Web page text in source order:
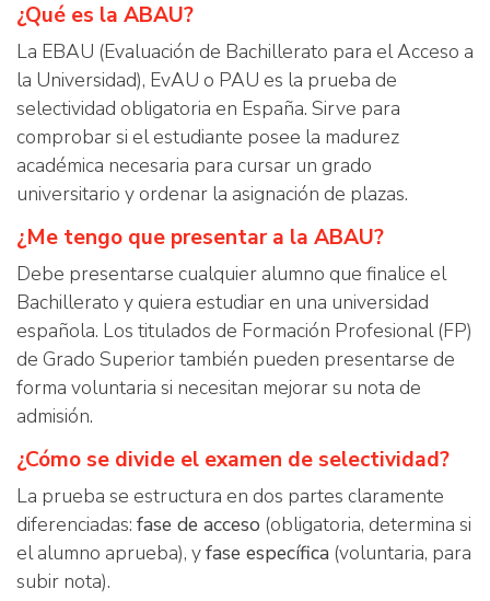
¿Qué es la ABAU?
La EBAU (Evaluación de Bachillerato para el Acceso a
la Universidad), EvAU o PAU es la prueba de
selectividad obligatoria en España. Sirve para
comprobar si el estudiante posee la madurez
académica necesaria para cursar un grado
universitario y ordenar la asignación de plazas.
¿Me tengo que presentar a la ABAU?
Debe presentarse cualquier alumno que finalice el
Bachillerato y quiera estudiar en una universidad
española. Los titulados de Formación Profesional (FP)
de Grado Superior también pueden presentarse de
forma voluntaria si necesitan mejorar su nota de
admisión.
¿Cómo se divide el examen de selectividad?
La prueba se estructura en dos partes claramente
diferenciadas: fase de acceso (obligatoria, determina si
el alumno aprueba), yfase específica (voluntaria, para
subir nota).